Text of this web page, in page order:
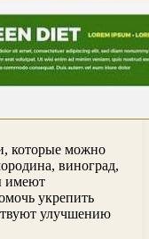
которые можно
виноград,
имеют
укрепить
улучшению